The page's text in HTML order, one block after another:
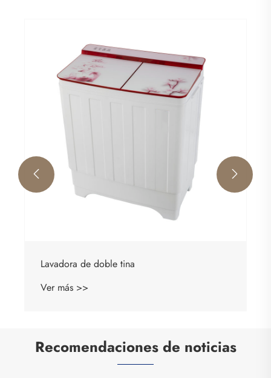
Lavadora de doble tina
Ver más >>
 
Recomendaciones de noticias